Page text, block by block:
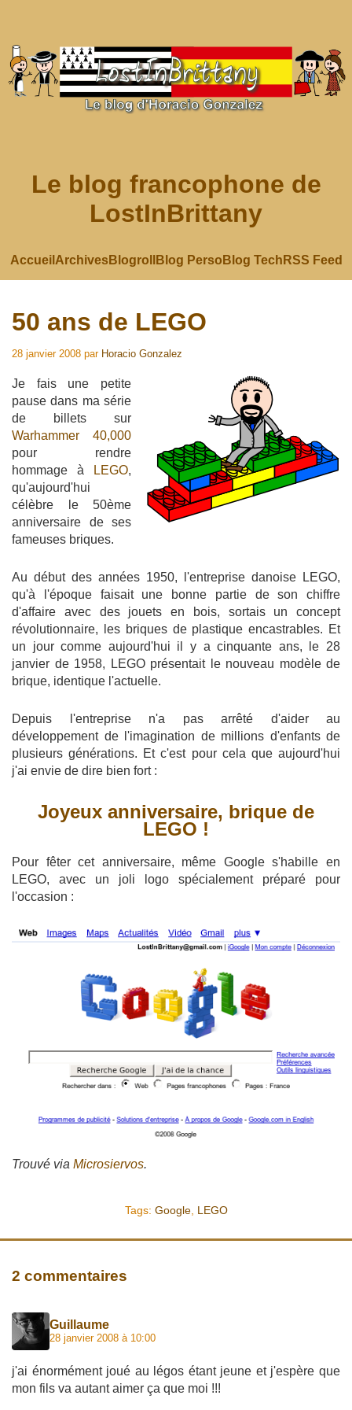
Le blog francophone de
LostInBrittany
Accueil ArchivesBlogroll Blog Perso Blog Tech RSS Feed
50 ans de LEGO
28 janvier 2008 par Horacio Gonzalez
Je fais une petite
pause dans ma série
de billets sur
Warhammer 40,000
pour rendre
hommage à
LEGO,
qu'aujourd'hui
célèbre le 50ème
anniversaire de ses
fameuses briques.
Au début des années 1950, l'entreprise danoise LEGO,
qu'à l'époque faisait une bonne partie de son chiffre
d'affaire avec des jouets en bois, sortais un concept
révolutionnaire, les briques de plastique encastrables. Et
un jour comme aujourd'hui il y a cinquante ans, le 28
janvier de 1958, LEGO présentait le nouveau modèle de
brique, identique l'actuelle.
Depuis l'entreprise n'a pas arrêté d'aider au
développement de l'imagination de millions d'enfants de
plusieurs générations. Et c'est pour cela que aujourd'hui
j'ai envie de dire bien fort :
Joyeux anniversaire, brique de
LEGO !
Pour fêter cet anniversaire, même Google s'habille en
LEGO, avec un joli logo spécialement préparé pour
l'occasion :
Trouvé via Microsiervos.
Tags: Google, LEGO
2 commentaires
Guillaume
28 janvier 2008 à 10:00
j'ai énormément joué au légos étant jeune et j'espère que
mon fils va autant aimer ça que moi !!!